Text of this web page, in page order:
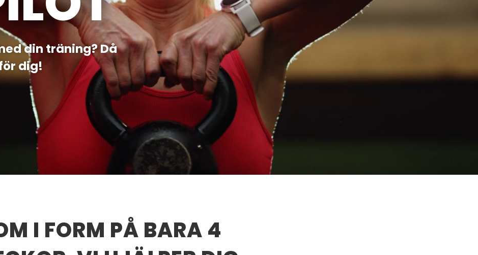
din träning? Då
dig!
I FORM PÅ BARA 4